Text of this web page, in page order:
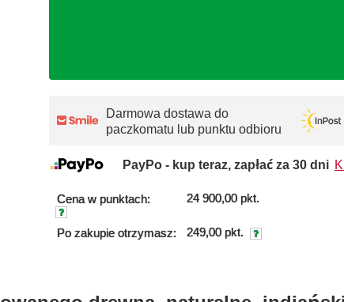
Darmowa dostawa do
paczkomatu lub punktu odbioru
PayPo - kup teraz, zapłać za 30 dni
Cena w punktach: 24 900,00 pkt.
Po zakupie otrzymasz: 249,00 pkt.